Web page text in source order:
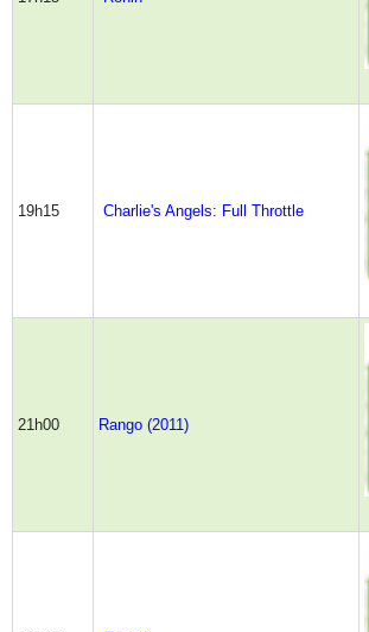
19h15 Charlie's Angels: Full Throttle
21h00 Rango (2011)